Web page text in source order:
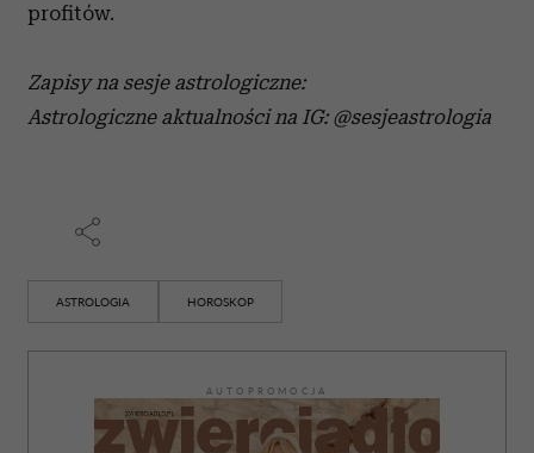
profitów.
Zapisy na sesje astrologiczne:
Astrologiczne aktualności na IG: @sesjeastrologia
ASTROLOGIA HOROSKOP
AUTOPROMOCJA